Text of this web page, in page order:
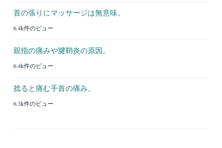
首の張りにマッサージは無意味。
6.4k件のビュー
親指の痛みや腱鞘炎の原因。
6.4k件のビュー
捻ると痛む手首の痛み。
6.3k件のビュー